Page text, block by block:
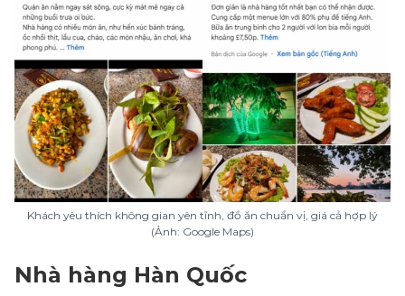
Khách yêu thích không gian yên tĩnh, đồ ăn chuẩn vị, giá cả hợp lý
(Ảnh: Google Maps)
Nhà hàng Hàn Quốc